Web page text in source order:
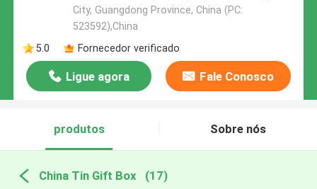
City, Guangdong Province, China (PC:
523592),China
5.0
Fornecedor verificado
Ligue agora Fale Conosco
produtos Sobre nós
China Tin Gift Box (17)